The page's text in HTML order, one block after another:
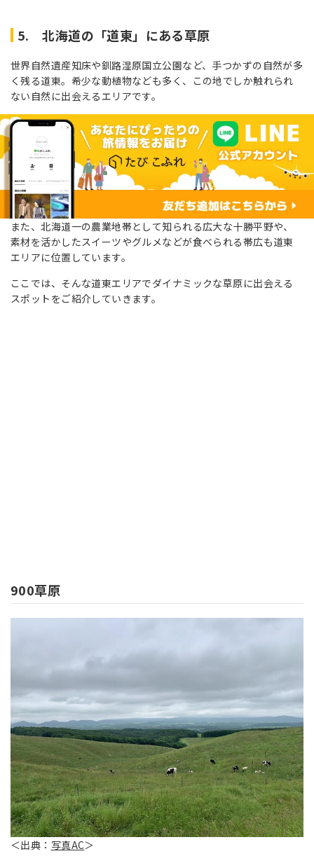
5. 北海道の「道東」にある草原
世界自然遺産知床や釧路湿原国立公園など、手つかずの自然が多
く残る道東。希少な動植物なども多く、この地でしか触れられ
ない自然に出会えるエリアです。
また、北海道一の農業地帯として知られる広大な十勝平野や、
素材を活かしたスイーツやグルメなどが食べられる帯広も道東
エリアに位置しています。
ここでは、そんな道東エリアでダイナミックな草原に出会える
スポットをご紹介していきます。
900草原
＜出典： 写真AC＞